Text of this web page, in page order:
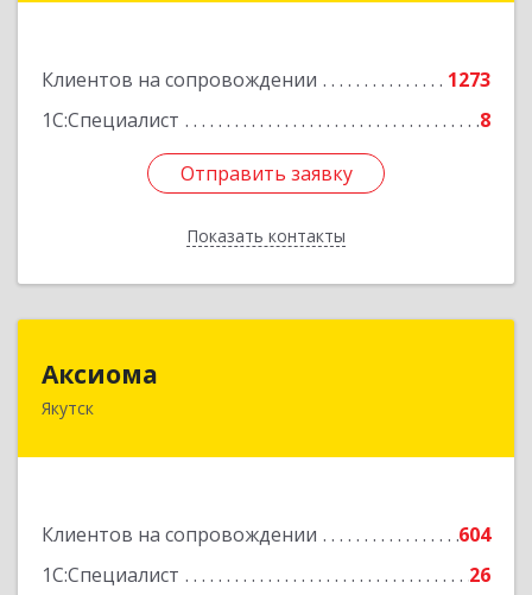
Клиентов на сопровождении
1273
1С:Специалист
8
Отправить заявку
Показать контакты
Отправить заявку
Назад
Аксиома
Якутск
Клиентов на сопровождении
604
1С:Специалист
26
677000, Саха /Якутия/ Респ, Якутск г, Чиряева